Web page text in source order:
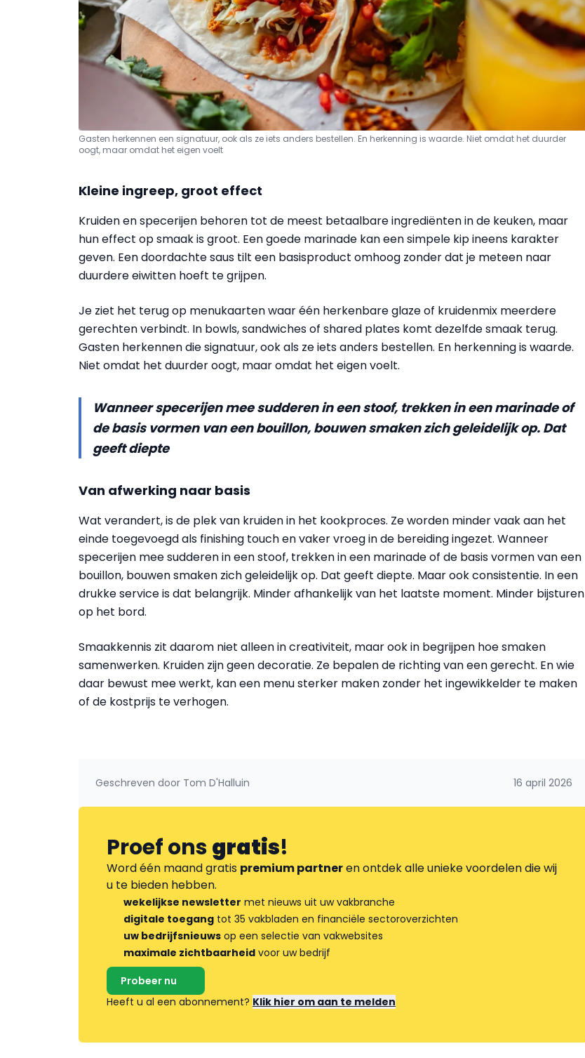
Gasten herkennen een signatuur, ook als ze iets anders bestellen. En herkenning is waarde. Niet omdat het duurder
oogt, maar omdat het eigen voelt
Kleine ingreep, groot effect
Kruiden en specerijen behoren tot de meest betaalbare ingrediënten in de keuken, maar
hun effect op smaak is groot. Een goede marinade kan een simpele kip ineens karakter
geven. Een doordachte saus tilt een basisproduct omhoog zonder dat je meteen naar
duurdere eiwitten hoeft te grijpen.
Je ziet het terug op menukaarten waar één herkenbare glaze of kruidenmix meerdere
gerechten verbindt. In bowls, sandwiches of shared plates komt dezelfde smaak terug.
Gasten herkennen die signatuur, ook als ze iets anders bestellen. En herkenning is waarde.
Niet omdat het duurder oogt, maar omdat het eigen voelt.
Wanneer specerijen mee sudderen in een stoof, trekken in een marinade of
de basis vormen van een bouillon, bouwen smaken zich geleidelijk op. Dat
geeft diepte
Van afwerking naar basis
Wat verandert, is de plek van kruiden in het kookproces. Ze worden minder vaak aan het
einde toegevoegd als finishing touch en vaker vroeg in de bereiding ingezet. Wanneer
specerijen mee sudderen in een stoof, trekken in een marinade of de basis vormen van een
bouillon, bouwen smaken zich geleidelijk op. Dat geeft diepte. Maar ook consistentie. In een
drukke service is dat belangrijk. Minder afhankelijk van het laatste moment. Minder bijsturen
op het bord.
Smaakkennis zit daarom niet alleen in creativiteit, maar ook in begrijpen hoe smaken
samenwerken. Kruiden zijn geen decoratie. Ze bepalen de richting van een gerecht. En wie
daar bewust mee werkt, kan een menu sterker maken zonder het ingewikkelder te maken
of de kostprijs te verhogen.
Geschreven door Tom D'Halluin 16 april 2026
Proef onsgratis!
Word één maand gratis premium partneren ontdek alle unieke voordelen die wij
u te bieden hebben.
wekelijkse newsletter met nieuws uit uw vakbranche
digitale toegang tot 35 vakbladen en financiële sectoroverzichten
uw bedrijfsnieuws op een selectie van vakwebsites
maximale zichtbaarheid voor uw bedrijf
Probeer nu
Heeft u al een abonnement? Klik hier om aan te melden